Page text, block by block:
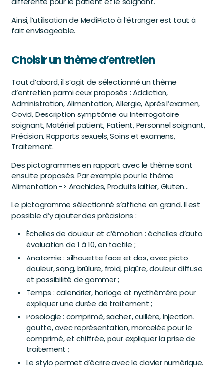
Ainsi, l’utilisation de MediPicto à l’étranger est tout à
fait envisageable.
Choisir un thème d’entretien
Tout d’abord, il s’agit de sélectionné un thème
d’entretien parmi ceux proposés : Addiction,
Administration, Alimentation, Allergie, Après l’examen,
Covid, Description symptôme ou Interrogatoire
soignant, Matériel patient, Patient, Personnel soignant,
Précision, Rapports sexuels, Soins et examens,
Traitement.
Des pictogrammes en rapport avec le thème sont
ensuite proposés. Par exemple pour le thème
Alimentation -> Arachides, Produits laitier, Gluten…
Le pictogramme sélectionné s’affiche en grand. Il est
possible d’y ajouter des précisions :
Échelles de douleur et d’émotion : échelles d’auto
évaluation de 1 à 10, en tactile ;
Anatomie : silhouette face et dos, avec picto
douleur, sang, brûlure, froid, piqûre, douleur diffuse
et possibilité de gommer ;
Temps : calendrier, horloge et nycthémère pour
expliquer une durée de traitement ;
Posologie : comprimé, sachet, cuillère, injection,
goutte, avec représentation, morcelée pour le
comprimé, et chiffrée, pour expliquer la prise de
traitement ;
Le stylo permet d’écrire avec le clavier numérique.